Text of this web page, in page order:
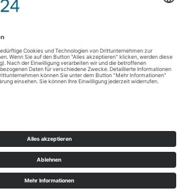
FOLGE UNS
Union Nordfriesland
by Digital-Feil.com